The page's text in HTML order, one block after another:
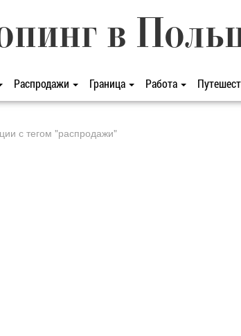
в
Распродажи Граница Работа
с тегом "распродажи"